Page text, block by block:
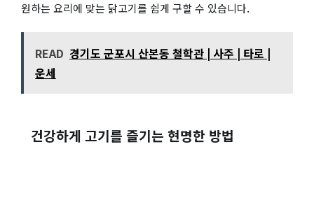
원하는 요리에 맞는 닭고기를 쉽게 구할 수 있습니다.
READ 경기도 군포시 산본동 철학관 | 사주 | 타로 |
운세
건강하게 고기를 즐기는 현명한 방법